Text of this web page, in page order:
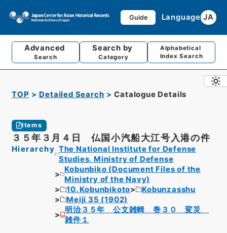
Guide Language JA
Advanced
Search
Search by
Category
Alphabetical
Index Search
TOP Detailed Search Catalogue Details
Items
３５年３月４日 仏国小汽船大江号入港の件
Hierarchy The National Institute for Defense
Studies, Ministry of Defense
Kobunbiko (Document Files of the
Ministry of the Navy)
10. Kobunbikoto
Kobunzasshu
Meiji 35 (1902)
明治３５年 公文雑輯 巻３０ 変災
雑件１